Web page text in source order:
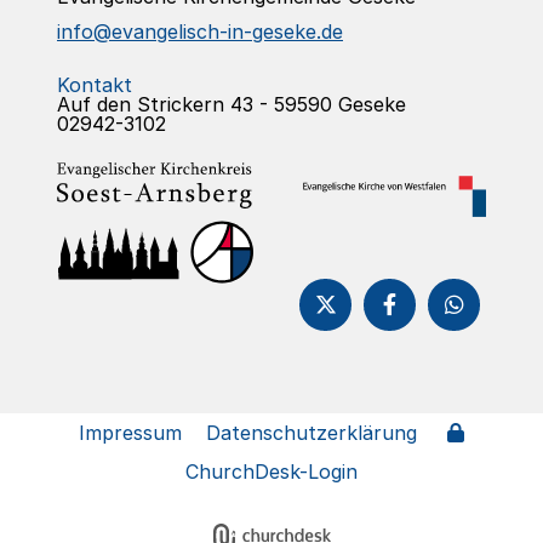
info@evangelisch-in-geseke.de
Kontakt
Auf den Strickern 43 - 59590 Geseke
02942-3102
Impressum
Datenschutzerklärung
ChurchDesk-Login